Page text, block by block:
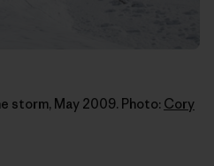
storm, May 2009. Photo: Cory